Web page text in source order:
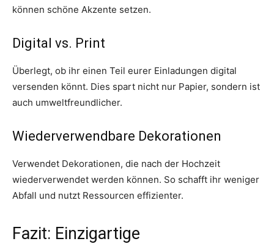
können schöne Akzente setzen.
Digital vs. Print
Überlegt, ob ihr einen Teil eurer Einladungen digital
versenden könnt. Dies spart nicht nur Papier, sondern ist
auch umweltfreundlicher.
Wiederverwendbare Dekorationen
Verwendet Dekorationen, die nach der Hochzeit
wiederverwendet werden können. So schafft ihr weniger
Abfall und nutzt Ressourcen effizienter.
Fazit: Einzigartige